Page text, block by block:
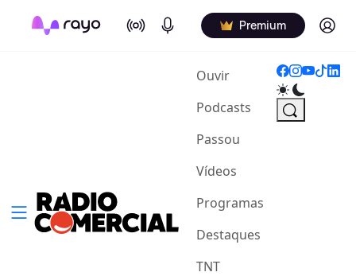
On Air Podcasts Premium Log in
Ouvir(current)
Podcasts
Passou
Vídeos
Programas
Destaques
TNT